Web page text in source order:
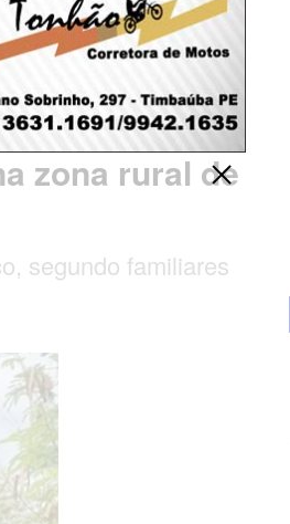
zona rural de
segundo familiares